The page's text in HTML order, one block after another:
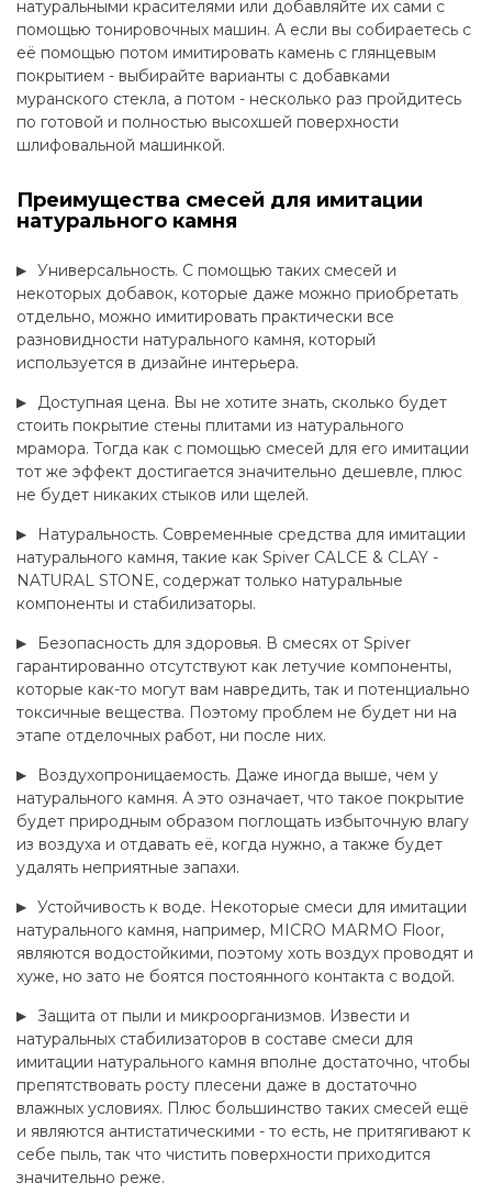
натуральными красителями или добавляйте их сами с
помощью тонировочных машин. А если вы собираетесь с
её помощью потом имитировать камень с глянцевым
покрытием - выбирайте варианты с добавками
муранского стекла, а потом - несколько раз пройдитесь
по готовой и полностью высохшей поверхности
шлифовальной машинкой.
Преимущества смесей для имитации
натурального камня
Универсальность. С помощью таких смесей и
некоторых добавок, которые даже можно приобретать
отдельно, можно имитировать практически все
разновидности натурального камня, который
используется в дизайне интерьера.
Доступная цена. Вы не хотите знать, сколько будет
стоить покрытие стены плитами из натурального
мрамора. Тогда как с помощью смесей для его имитации
тот же эффект достигается значительно дешевле, плюс
не будет никаких стыков или щелей.
Натуральность. Современные средства для имитации
натурального камня, такие как Spiver CALCE & CLAY -
NATURAL STONE, содержат только натуральные
компоненты и стабилизаторы.
Безопасность для здоровья. В смесях от Spiver
гарантированно отсутствуют как летучие компоненты,
которые как-то могут вам навредить, так и потенциально
токсичные вещества. Поэтому проблем не будет ни на
этапе отделочных работ, ни после них.
Воздухопроницаемость. Даже иногда выше, чем у
натурального камня. А это означает, что такое покрытие
будет природным образом поглощать избыточную влагу
из воздуха и отдавать её, когда нужно, а также будет
удалять неприятные запахи.
Устойчивость к воде. Некоторые смеси для имитации
натурального камня, например, MICRO MARMO Floor,
являются водостойкими, поэтому хоть воздух проводят и
хуже, но зато не боятся постоянного контакта с водой.
Защита от пыли и микроорганизмов. Извести и
натуральных стабилизаторов в составе смеси для
имитации натурального камня вполне достаточно, чтобы
препятствовать росту плесени даже в достаточно
влажных условиях. Плюс большинство таких смесей ещё
и являются антистатическими - то есть, не притягивают к
себе пыль, так что чистить поверхности приходится
значительно реже.